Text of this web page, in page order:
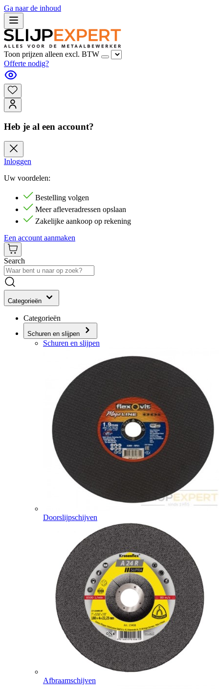
Ga naar de inhoud
Toon prijzen alleen excl. BTW
Offerte nodig?
Heb je al een account?
Inloggen
Uw voordelen:
Bestelling volgen
Meer afleveradressen opslaan
Zakelijke aankoop op rekening
Een account aanmaken
Search
Categorieën
Categorieën
Schuren en slijpen
Schuren en slijpen
Doorslijpschijven
Afbraamschijven